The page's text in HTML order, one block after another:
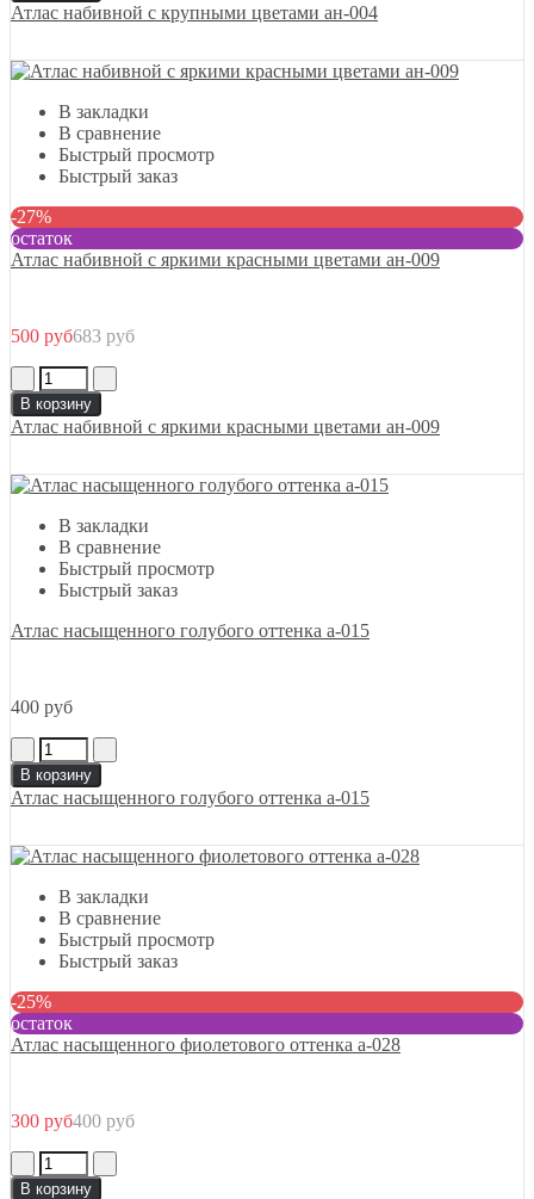
Атлас набивной с крупными цветами ан-004
В закладки
В сравнение
Быстрый просмотр
Быстрый заказ
-27%
остаток
Атлас набивной с яркими красными цветами ан-009
500 руб683 руб
В корзину
Атлас набивной с яркими красными цветами ан-009
В закладки
В сравнение
Быстрый просмотр
Быстрый заказ
Атлас насыщенного голубого оттенка а-015
400 руб
В корзину
Атлас насыщенного голубого оттенка а-015
В закладки
В сравнение
Быстрый просмотр
Быстрый заказ
-25%
остаток
Атлас насыщенного фиолетового оттенка а-028
300 руб400 руб
В корзину